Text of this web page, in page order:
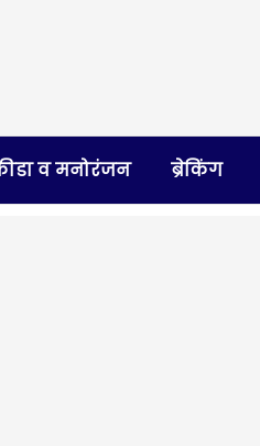
व मनोरंजन ब्रेकिंग